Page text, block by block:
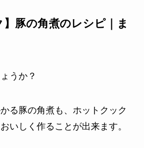
】豚の角煮のレシピ｜ま
うか？
る豚の角煮も、ホットクック
いしく作ることが出来ます。